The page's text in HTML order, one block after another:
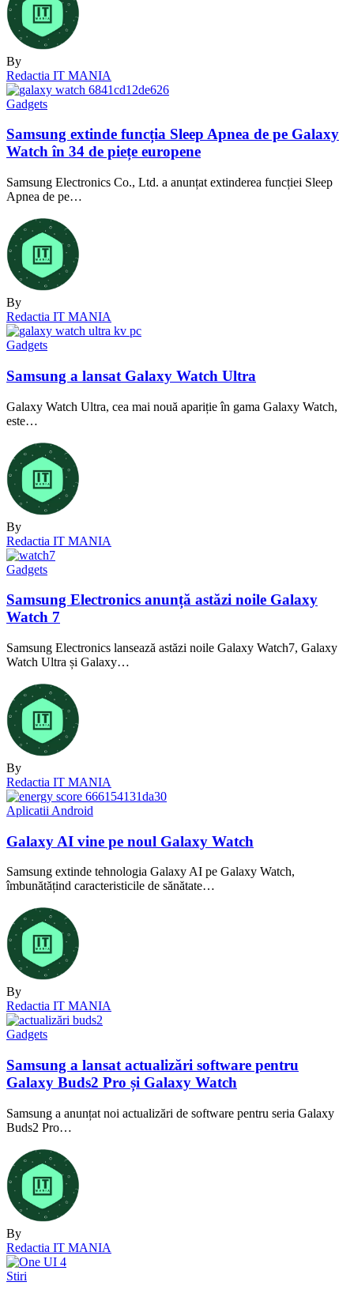
By
Redactia IT MANIA
Gadgets
Samsung extinde funcția Sleep Apnea de pe Galaxy
Watch în 34 de piețe europene
Samsung Electronics Co., Ltd. a anunțat extinderea funcției Sleep
Apnea de pe…
By
Redactia IT MANIA
Gadgets
Samsung a lansat Galaxy Watch Ultra
Galaxy Watch Ultra, cea mai nouă apariție în gama Galaxy Watch,
este…
By
Redactia IT MANIA
Gadgets
Samsung Electronics anunță astăzi noile Galaxy
Watch 7
Samsung Electronics lansează astăzi noile Galaxy Watch7, Galaxy
Watch Ultra și Galaxy…
By
Redactia IT MANIA
Aplicatii Android
Galaxy AI vine pe noul Galaxy Watch
Samsung extinde tehnologia Galaxy AI pe Galaxy Watch,
îmbunătățind caracteristicile de sănătate…
By
Redactia IT MANIA
Gadgets
Samsung a lansat actualizări software pentru
Galaxy Buds2 Pro și Galaxy Watch
Samsung a anunțat noi actualizări de software pentru seria Galaxy
Buds2 Pro…
By
Redactia IT MANIA
Stiri